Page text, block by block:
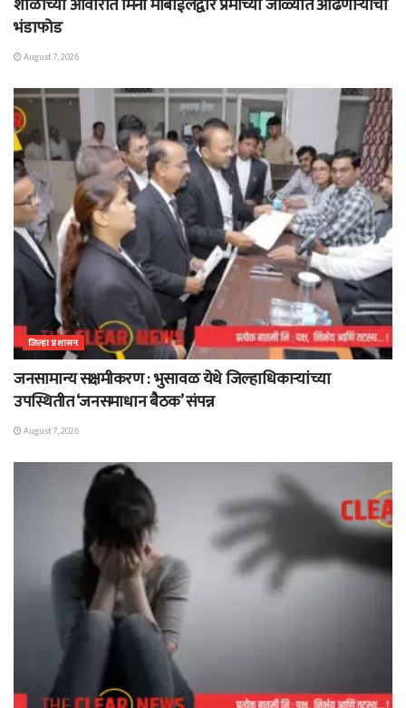
शाळांच्या आवारात मिनी मोबाईलद्वारे प्रेमाच्या जाळ्यात ओढणाऱ्यांचा
भंडाफोड
August 7, 2026
जिल्हा प्रशासन
जनसामान्य सक्षमीकरण : भुसावळ येथे जिल्हाधिकाऱ्यांच्या
उपस्थितीत ‘जनसमाधान बैठक’ संपन्न
August 7, 2026